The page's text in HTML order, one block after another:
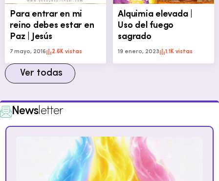
Para entrar en mi
reino debes estar en
Paz | Jesús
7 mayo, 2016 2.6K vistas
Alquimia elevada |
Uso del fuego
sagrado
19 enero, 2023 1.1K vistas
Ver todas
Newsletter